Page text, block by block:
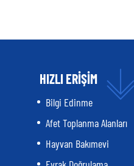
HIZLI ERİŞİM
Bilgi Edinme
Afet Toplanma Alanları
Hayvan Bakımevi